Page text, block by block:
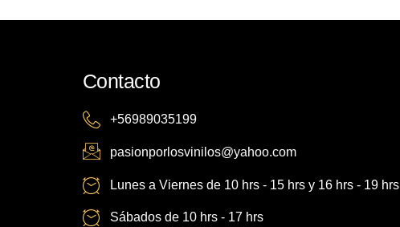
Contacto
+56989035199
pasionporlosvinilos@yahoo.com
Lunes a Viernes de 10 hrs - 15 hrs y 16 hrs - 19 hrs
Sábados de 10 hrs - 17 hrs